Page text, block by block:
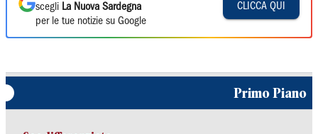
scegli La Nuova Sardegna
per le tue notizie su Google
CLICCA QUI
Primo Piano